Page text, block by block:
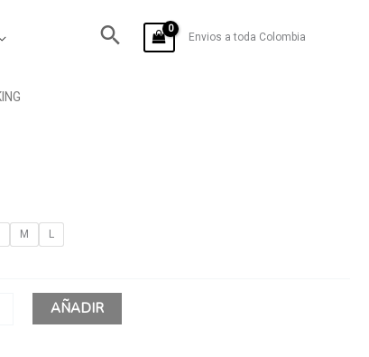
Envios a toda Colombia
M L
AÑADIR